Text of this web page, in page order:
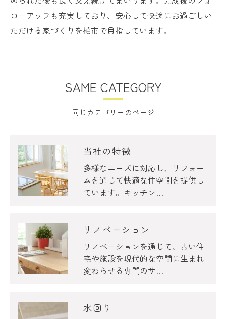
ローアップも充実しており、安心して快適にお過ごしい
ただける家づくりを柏市で目指しています。
同じカテゴリーのページ
SAME CATEGORY
当社の特徴
多様なニーズに対応し、リフォー
ムを通じて快適な住空間を提供し
ています。キッチン…
リノベーション
リノベーションを通じて、古い住
宅や施設を現代的な空間に生まれ
変わらせる専門のサ…
水回り